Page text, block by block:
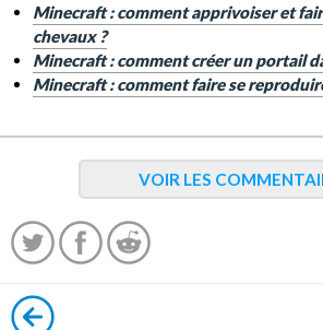
Minecraft : comment apprivoiser et
chevaux ?
Minecraft : comment créer un portail
Minecraft : comment faire se
VOIR LES